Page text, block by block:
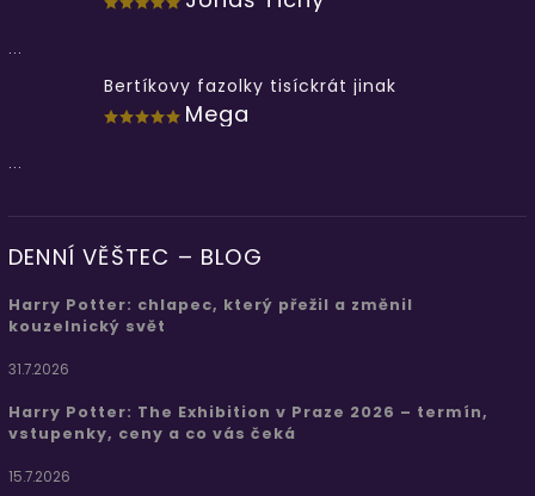
...
Bertíkovy fazolky tisíckrát jinak
Mega
...
DENNÍ VĚŠTEC – BLOG
Harry Potter: chlapec, který přežil a změnil
kouzelnický svět
31.7.2026
Harry Potter: The Exhibition v Praze 2026 – termín,
vstupenky, ceny a co vás čeká
15.7.2026